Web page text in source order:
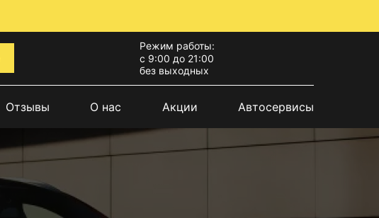
Режим работы:
с 9:00 до 21:00
без выходных
Отзывы О нас Акции Автосервисы